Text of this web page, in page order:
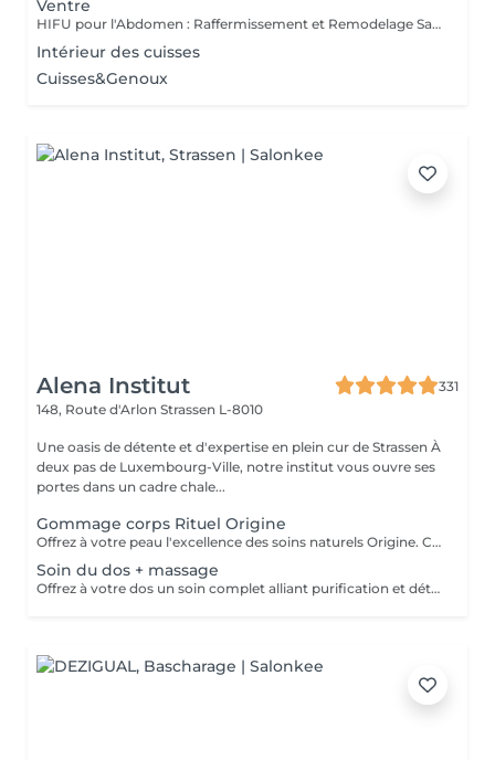
Ventre
HIFU pour l'Abdomen : Raffermissement et Remodelage Sans Chirurgie Le HIFU (Ultrasons Focalisés de Haute Intensité) est une technologie innovante qui cible les tissus profonds pour raffermir et remodeler la zone abdominale. Grâce à son action en profondeur, ce traitement stimule la production de collagène et détruit progressivement les cellules graisseuses, offrant ainsi un effet tonifiant et amincissant sans chirurgie ni temps de récupération. Quels sont les bienfaits du HIFU sur l'abdomen ? Raffermissement cutané : amélioration de la tonicité et de l'élasticité de la peau Réduction des amas graisseux : destruction progressive des cellules graisseuses pour un effet amincissant Affinement de la silhouette : un ventre plus ferme et redéfini Traitement non invasif : sans douleur, sans injection et sans éviction sociale Comment fonctionne le traitement ? Les ultrasons HIFU chauffent les tissus profonds jusqu'à 65-70°C, déclenchant un processus naturel de régénération du collagène et de destruction des graisses localisées. Au fil des semaines, la peau devient plus ferme et les contours s'affinent naturellement. Pourquoi choisir le HIFU pour l'abdomen ? Ce traitement est idéal pour celles et ceux qui souhaitent raffermir la peau relâchée (post-grossesse, perte de poids) et réduire les graisses localisées de façon progressive et naturelle, sans passer par la chirurgie. Offrez à votre ventre un coup de boost naturel avec le HIFU !
Intérieur des cuisses
Cuisses&Genoux
Alena Institut
331
148, Route d'Arlon Strassen L-8010
Une oasis de détente et d'expertise en plein cur de Strassen À
deux pas de Luxembourg-Ville, notre institut vous ouvre ses
portes dans un cadre chale...
Gommage corps Rituel Origine
Offrez à votre peau l'excellence des soins naturels Origine. Ce gommage exfolie délicatement grâce à des textures raffinées et des ingrédients sélectionnés pour leur pureté. Il lisse le grain de peau, réveille l'éclat naturel et enveloppe le corps d'un parfum subtil et sensoriel. Un rituel d'exception qui laisse la peau incroyablement douce, soyeuse et lumineuse, prête à recevoir tous les bienfaits des soins suivants.
Soin du dos + massage
Offrez à votre dos un soin complet alliant purification et détente profonde. Ce rituel associe un nettoyage expert, une exfoliation raffinée et des manuvres relaxantes pour libérer les tensions. La peau est purifiée, douce et lumineuse, tandis que le corps retrouve une sensation de confort absolu. Un moment précieux qui allie efficacité et bien-être.